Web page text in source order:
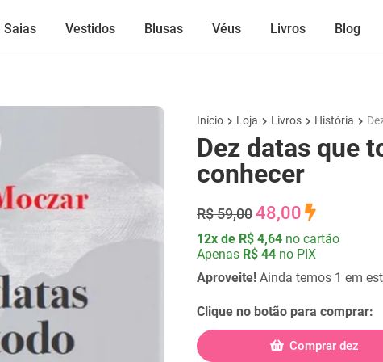
Saias Vestidos Blusas Véus Livros Blog
Início Loja Livros História
Dez datas que
conhecer
R$ 59,0048,00
12x de R$ 4,64 no cartão
Apenas R$ 44 no PIX
Aproveite! Ainda temos 1 em
Clique no botão para comprar:
Comprar dez